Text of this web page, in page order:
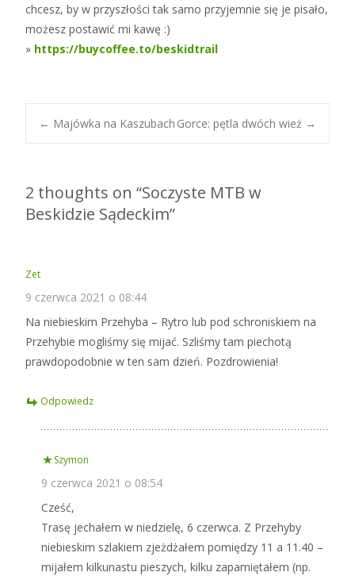
chcesz, by w przyszłości tak samo przyjemnie się je pisało,
możesz postawić mi kawę :)
» https://buycoffee.to/beskidtrail
Post
navigation
← Majówka na Kaszubach Gorce: pętla dwóch wież →
2 thoughts on “Soczyste MTB w
Beskidzie Sądeckim”
Zet
9 czerwca 2021 o 08:44
Na niebieskim Przehyba – Rytro lub pod schroniskiem na
Przehybie mogliśmy się mijać. Szliśmy tam piechotą
prawdopodobnie w ten sam dzień. Pozdrowienia!
Odpowiedz
Szymon
9 czerwca 2021 o 08:54
Cześć,
Trasę jechałem w niedzielę, 6 czerwca. Z Przehyby
niebieskim szlakiem zjeżdżałem pomiędzy 11 a 11.40 –
mijałem kilkunastu pieszych, kilku zapamiętałem (np.